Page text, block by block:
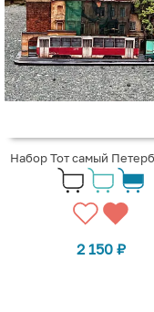
Набор Тот самый
2 150 ₽